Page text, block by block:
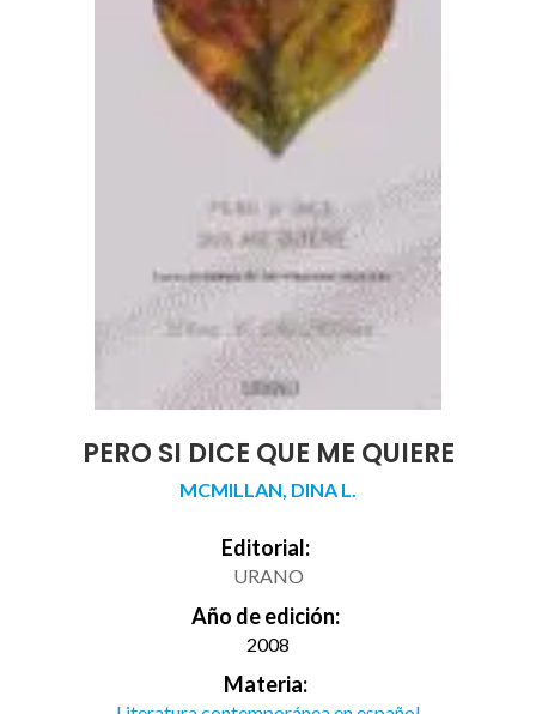
PERO SI DICE QUE ME QUIERE
MCMILLAN, DINA L.
Editorial:
URANO
Año de edición:
2008
Materia: